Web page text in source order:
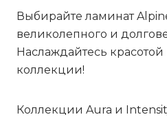
Выбирайте ламинат
великолепного и
Наслаждайтесь
коллекции!
Коллекции Aura и